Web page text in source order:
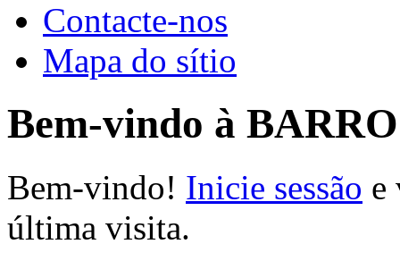
Contacte-nos
Mapa do sítio
Bem-vindo à
Bem-vindo! Inicie sessão e
última visita.